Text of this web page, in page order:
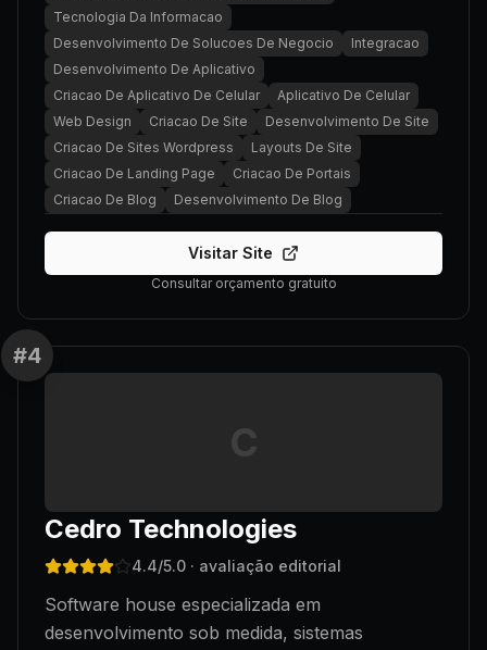
Tecnologia Da Informacao
Desenvolvimento De Solucoes De Negocio
Integracao
Desenvolvimento De Aplicativo
Criacao De Aplicativo De Celular
Aplicativo De Celular
Web Design
Criacao De Site
Desenvolvimento De Site
Criacao De Sites Wordpress
Layouts De Site
Criacao De Landing Page
Criacao De Portais
Criacao De Blog
Desenvolvimento De Blog
Visitar Site
Consultar orçamento gratuito
#4
C
Cedro Technologies
4.4/5.0 · avaliação editorial
Software house especializada em
desenvolvimento sob medida, sistemas